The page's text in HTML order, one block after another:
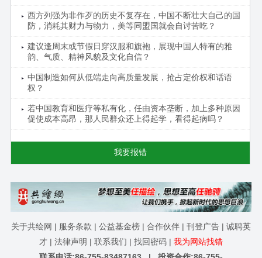
西方列强为非作歹的历史不复存在，中国不断壮大自己的国
防，消耗其财力与物力，美等同盟国就会自讨苦吃？
建议逢周末或节假日穿汉服和旗袍，展现中国人特有的雅
韵、气质、精神风貌及文化自信？
中国制造如何从低端走向高质量发展，抢占定价权和话语
权？
若中国教育和医疗等私有化，任由资本垄断，加上多种原因
促使成本高昂，那人民群众还上得起学，看得起病吗？
我要报错
关于共绘网 | 服务条款 | 公益基金榜 | 合作伙伴 | 刊登广告 | 诚聘英
才 | 法律声明 | 联系我们 | 找回密码 | 我为网站找错